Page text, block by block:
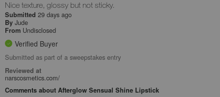
Nice texture, glossy but not sticky.
Submitted 29 days ago
By Jude
From Undisclosed
Verified Buyer
Submitted as part of a sweepstakes entry
Reviewed at
narscosmetics.com/
Comments about Afterglow Sensual Shine Lipstick